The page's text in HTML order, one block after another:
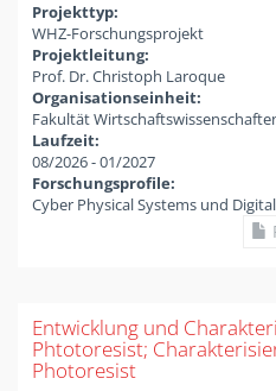
Projekttyp:
WHZ-Forschungsprojekt
Projektleitung:
Prof. Dr. Christoph Laroque
Organisationseinheit:
Fakultät
Laufzeit:
08/2026-01/2027
Forschungsprofile:
Cyber Physical Systems und
Entwicklung und
Phtotoresist;
Photoresist